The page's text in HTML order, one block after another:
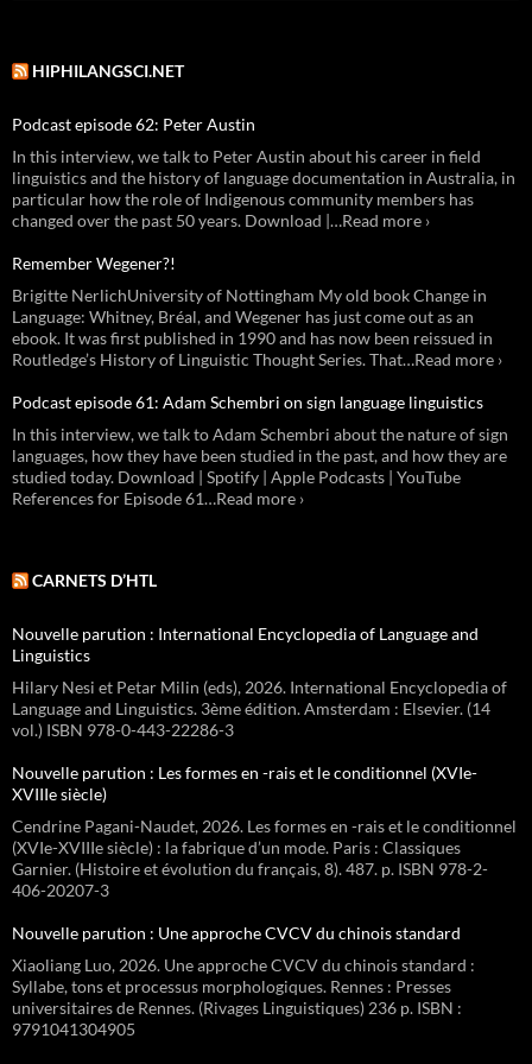
HIPHILANGSCI.NET
Podcast episode 62: Peter Austin
In this interview, we talk to Peter Austin about his career in field
linguistics and the history of language documentation in Australia, in
particular how the role of Indigenous community members has
changed over the past 50 years. Download |…Read more ›
Remember Wegener?!
Brigitte NerlichUniversity of Nottingham My old book Change in
Language: Whitney, Bréal, and Wegener has just come out as an
ebook. It was first published in 1990 and has now been reissued in
Routledge’s History of Linguistic Thought Series. That…Read more ›
Podcast episode 61: Adam Schembri on sign language linguistics
In this interview, we talk to Adam Schembri about the nature of sign
languages, how they have been studied in the past, and how they are
studied today. Download | Spotify | Apple Podcasts | YouTube
References for Episode 61…Read more ›
CARNETS D’HTL
Nouvelle parution : International Encyclopedia of Language and
Linguistics
Hilary Nesi et Petar Milin (eds), 2026. International Encyclopedia of
Language and Linguistics. 3ème édition. Amsterdam : Elsevier. (14
vol.) ISBN 978-0-443-22286-3
Nouvelle parution : Les formes en -rais et le conditionnel (XVIe-
XVIIIe siècle)
Cendrine Pagani-Naudet, 2026. Les formes en -rais et le conditionnel
(XVIe-XVIIIe siècle) : la fabrique d’un mode. Paris : Classiques
Garnier. (Histoire et évolution du français, 8). 487. p. ISBN 978-2-
406-20207-3
Nouvelle parution : Une approche CVCV du chinois standard
Xiaoliang Luo, 2026. Une approche CVCV du chinois standard :
Syllabe, tons et processus morphologiques. Rennes : Presses
universitaires de Rennes. (Rivages Linguistiques) 236 p. ISBN :
9791041304905